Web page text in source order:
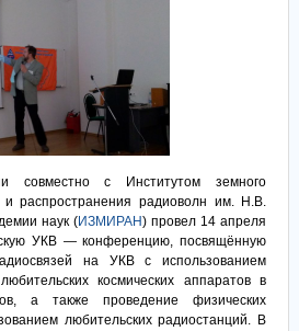
совместно с Институтом земного
распространения радиоволн им. Н.В.
наук (ИЗМИРАН) провел 14 апреля
УКВ — конференцию, посвящённую
на УКВ с использованием
космических аппаратов в
а также проведение физических
любительских радиостанций. В